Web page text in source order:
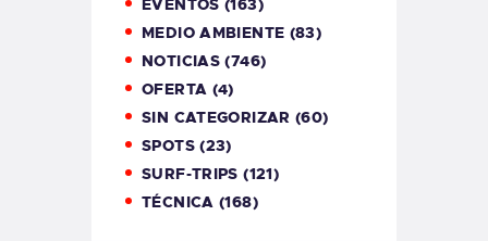
MEDIO AMBIENTE (83)
NOTICIAS (746)
OFERTA (4)
SIN CATEGORIZAR (60)
SPOTS(23)
SURF-TRIPS (121)
TÉCNICA (168)